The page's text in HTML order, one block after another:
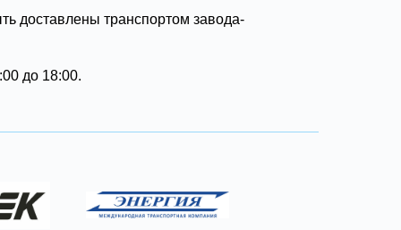
доставлены транспортом завода-
до 18:00.